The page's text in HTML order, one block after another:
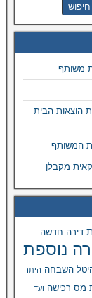
משותף
הוצאות הבית
המשותף
מקבלן
דירה חדשה
נוספת
השבחה היתר
מס רכישה ועד